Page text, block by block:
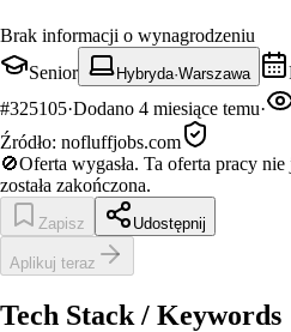
Brak informacji o wynagrodzeniu
Senior
Hybryda·Warszawa
#325105·Dodano 4 miesiące temu·
Źródło: nofluffjobs.com
🚫Oferta wygasła. Ta oferta pracy
została zakończona.
Zapisz Udostępnij
Aplikuj teraz
Tech Stack / Keywords